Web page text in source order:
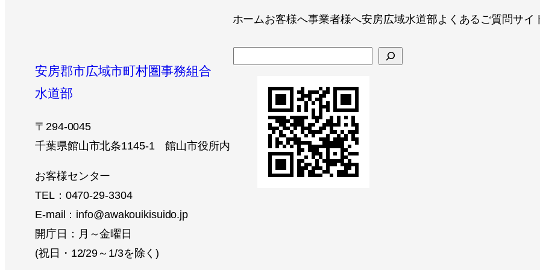
ホームお客様へ事業者様へ安房広域水道部よくあるご質問サイ
安房郡市広域市町村圏事務組合
水道部
〒294-0045
千葉県館山市北条1145-1 館山市役所内
お客様センター
TEL：0470-29-3304
E-mail：info@awakouikisuido.jp
開庁日：月～金曜日
(祝日・12/29～1/3を除く)